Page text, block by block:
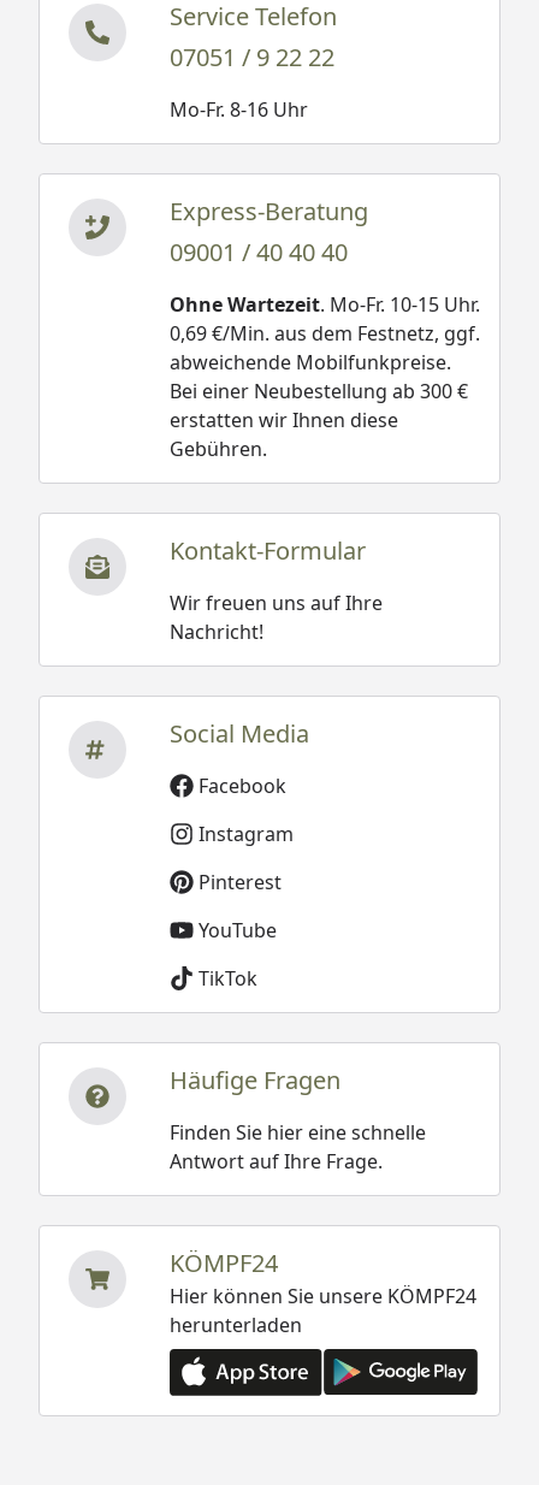
Service Telefon
07051 / 9 22 22
Mo-Fr. 8-16 Uhr
Express-Beratung
09001 / 40 40 40
Ohne Wartezeit. Mo-Fr. 10-15 Uhr.
0,69 €/Min. aus dem Festnetz, ggf.
abweichende Mobilfunkpreise.
Bei einer Neubestellung ab 300 €
erstatten wir Ihnen diese
Gebühren.
Kontakt-Formular
Wir freuen uns auf Ihre
Nachricht!
Social Media
Facebook
Instagram
Pinterest
YouTube
TikTok
Häufige Fragen
Finden Sie hier eine schnelle
Antwort auf Ihre Frage.
KÖMPF24
Hier können Sie unsere KÖMPF24
herunterladen